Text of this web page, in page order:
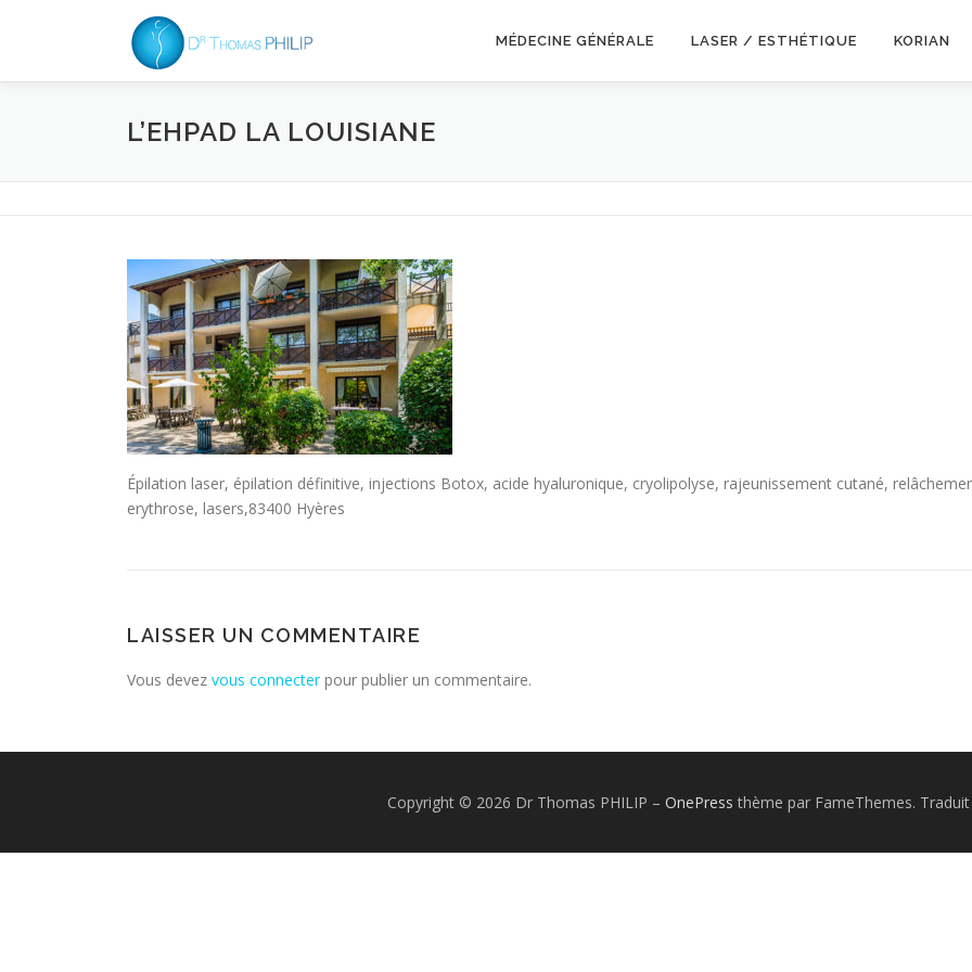
MÉDECINE GÉNÉRALE LASER / ESTHÉTIQUE KORIAN
L’EHPAD LA LOUISIANE
Épilation laser, épilation définitive, injections Botox, acide hyaluronique, cryolipolyse, rajeunissement cutané,
erythrose, lasers,83400 Hyères
LAISSER UN COMMENTAIRE
Vous devez vous connecterpour publier un commentaire.
Copyright © 2026 Dr Thomas PHILIP – OnePress thème par FameThemes.